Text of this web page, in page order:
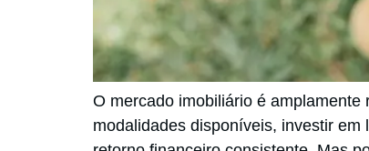
O mercado imobiliário é
modalidades disponíveis, investir